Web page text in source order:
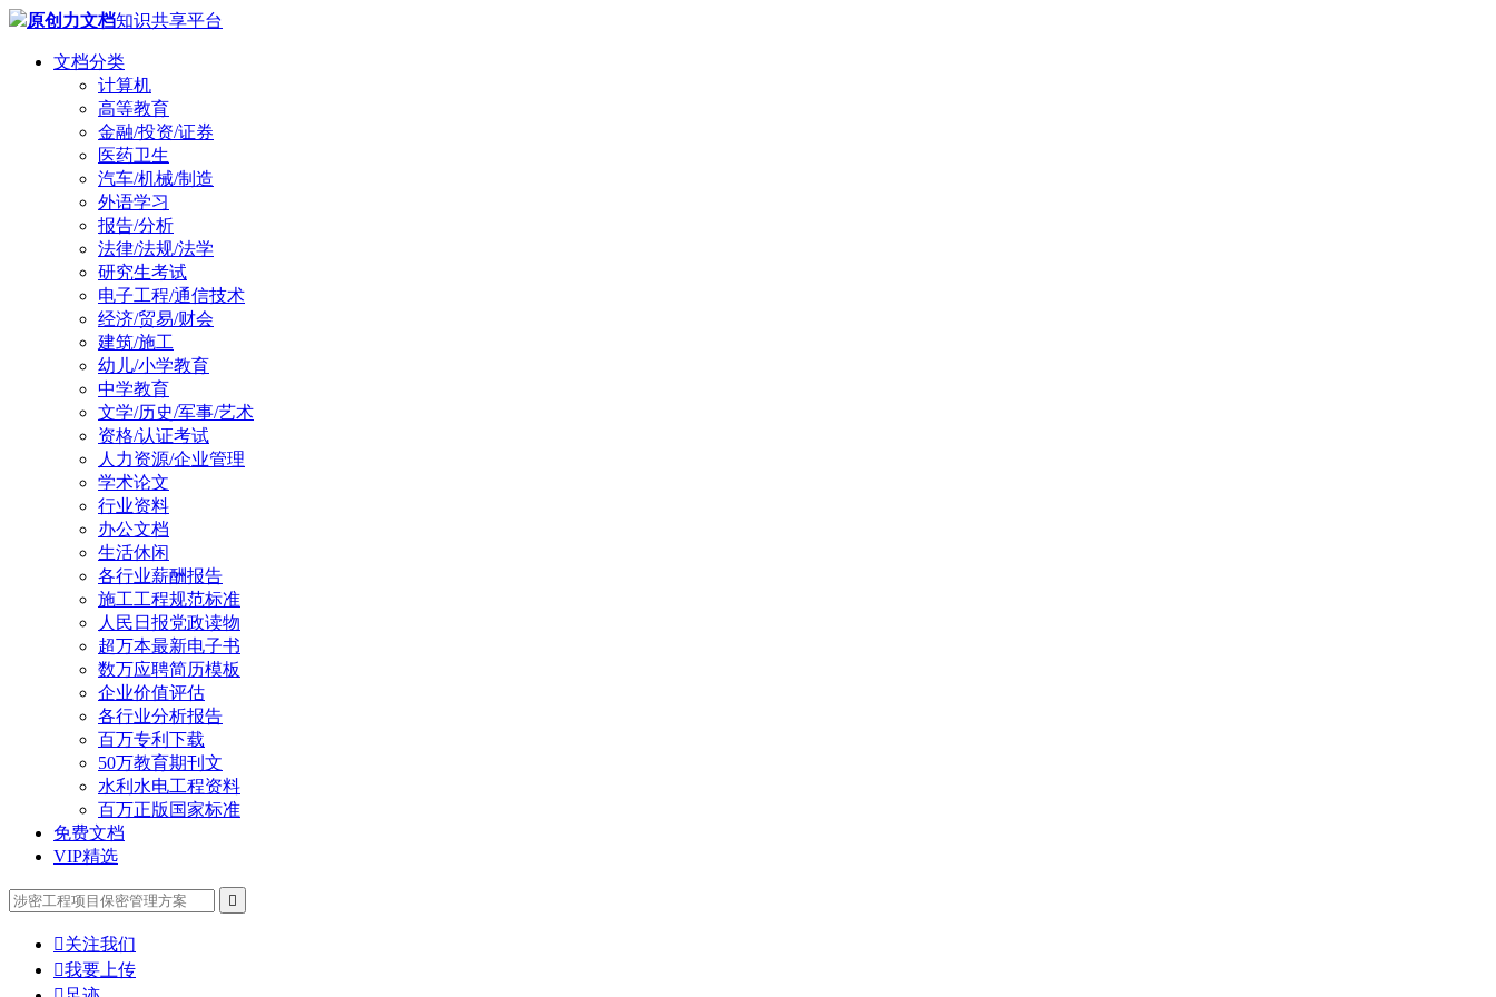
原创力文档知识共享平台
文档分类
计算机
高等教育
金融/投资/证券
医药卫生
汽车/机械/制造
外语学习
报告/分析
法律/法规/法学
研究生考试
电子工程/通信技术
经济/贸易/财会
建筑/施工
幼儿/小学教育
中学教育
文学/历史/军事/艺术
资格/认证考试
人力资源/企业管理
学术论文
行业资料
办公文档
生活休闲
各行业薪酬报告
施工工程规范标准
人民日报党政读物
超万本最新电子书
数万应聘简历模板
企业价值评估
各行业分析报告
百万专利下载
50万教育期刊文
水利水电工程资料
百万正版国家标准
免费文档
VIP精选

关注我们
我要上传